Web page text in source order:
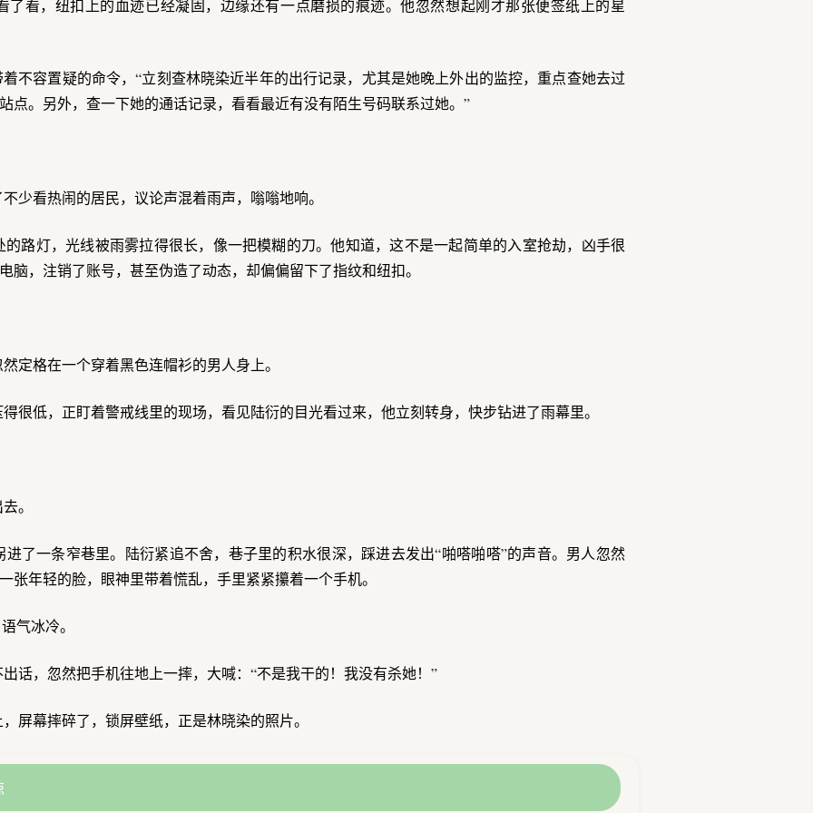
了看，纽扣上的血迹已经凝固，边缘还有一点磨损的痕迹。他忽然想起刚才那张便签纸上的星
不容置疑的命令，“立刻查林晓染近半年的出行记录，尤其是她晚上外出的监控，重点查她去过
点。另外，查一下她的通话记录，看看最近有没有陌生号码联系过她。”
少看热闹的居民，议论声混着雨声，嗡嗡地响。
路灯，光线被雨雾拉得很长，像一把模糊的刀。他知道，这不是一起简单的入室抢劫，凶手很
脑，注销了账号，甚至伪造了动态，却偏偏留下了指纹和纽扣。
定格在一个穿着黑色连帽衫的男人身上。
很低，正盯着警戒线里的现场，看见陆衍的目光看过来，他立刻转身，快步钻进了雨幕里。
。
了一条窄巷里。陆衍紧追不舍，巷子里的积水很深，踩进去发出“啪嗒啪嗒”的声音。男人忽然
张年轻的脸，眼神里带着慌乱，手里紧紧攥着一个手机。
气冰冷。
话，忽然把手机往地上一摔，大喊：“不是我干的！我没有杀她！”
屏幕摔碎了，锁屏壁纸，正是林晓染的照片。